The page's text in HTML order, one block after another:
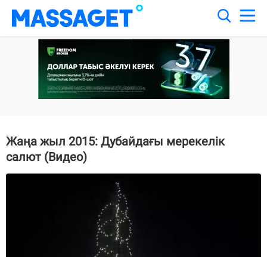
Жаңа жыл 2015: Дубайдағы мерекелік
салют (Видео)